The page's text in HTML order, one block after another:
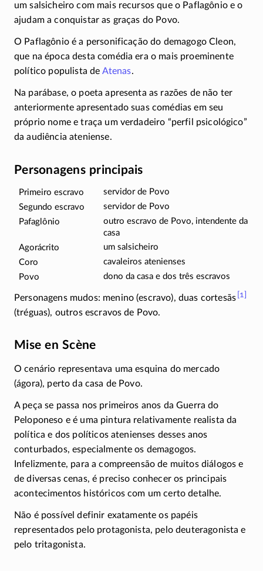
um salsicheiro com mais recursos que o Paflagônio e o
ajudam a conquistar as graças do Povo.
O Paflagônio é a personificação do demagogo Cleon,
que na época desta comédia era o mais proeminente
político populista de Atenas.
Na parábase, o poeta apresenta as razões de não ter
anteriormente apresentado suas comédias em seu
próprio nome e traça um verdadeiro “perfil psicológico”
da audiência ateniense.
Personagens principais
Primeiro escravo
servidor de Povo
Segundo escravo
servidor de Povo
Pafaglônio
outro escravo de Povo, intendente da
casa
Agorácrito
um salsicheiro
Coro
cavaleiros atenienses
Povo
dono da casa e dos três escravos
Personagens mudos: menino (escravo), duas cortesãs [1]
(tréguas), outros escravos de Povo.
Mise en Scène
O cenário representava uma esquina do mercado
(ágora), perto da casa de Povo.
A peça se passa nos primeiros anos da Guerra do
Peloponeso e é uma pintura relativamente realista da
política e dos políticos atenienses desses anos
conturbados, especialmente os demagogos.
Infelizmente, para a compreensão de muitos diálogos e
de diversas cenas, é preciso conhecer os principais
acontecimentos históricos com um certo detalhe.
Não é possível definir exatamente os papéis
representados pelo protagonista, pelo deuteragonista e
pelo tritagonista.